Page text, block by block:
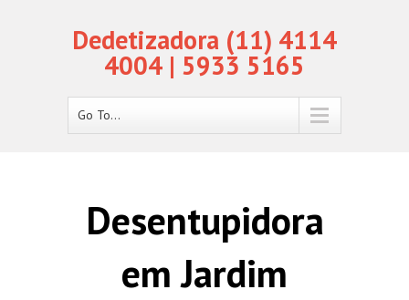
Dedetizadora (11) 4114
4004 | 5933 5165
Go To...
Desentupidora
em Jardim